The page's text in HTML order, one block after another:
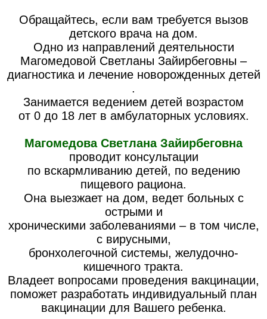
Обращайтесь, если вам требуется вызов
детского врача на дом.
Одно из направлений деятельности
Магомедовой Светланы Зайирбеговны –
диагностика и лечение новорожденных детей
.
Занимается ведением детей возрастом
от 0 до 18 лет в амбулаторных условиях.
Магомедова Светлана Зайирбеговна
проводит консультации
по вскармливанию детей, по ведению
пищевого рациона.
Она выезжает на дом, ведет больных с
острыми и
хроническими заболеваниями – в том числе,
с вирусными,
бронхолегочной системы, желудочно-
кишечного тракта.
Владеет вопросами проведения вакцинации,
поможет разработать индивидуальный план
вакцинации для Вашего ребенка.